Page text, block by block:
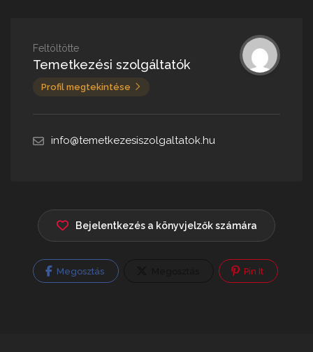
Feltöltötte
Temetkezési szolgáltatók
Profil megtekintése
info@temetkezesiszolgaltatok.hu
Bejelentkezés a könyvjelzők számára
Megosztás Pin It